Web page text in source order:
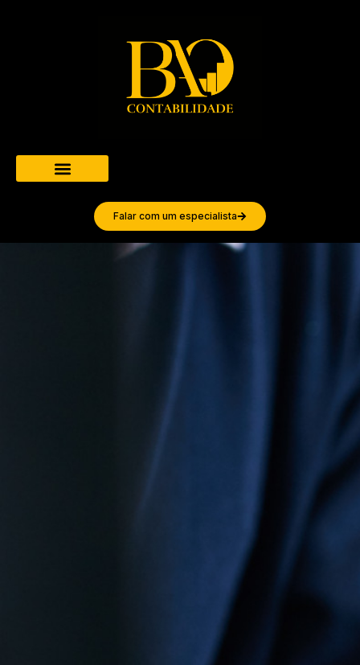
Falar com um especialista